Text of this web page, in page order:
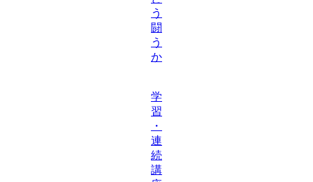
う
闘
う
か
学
習
・
連
続
講